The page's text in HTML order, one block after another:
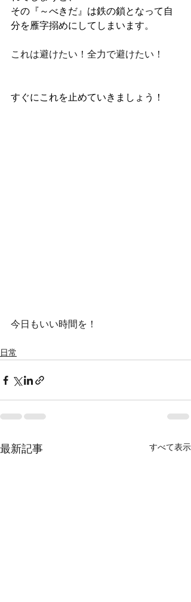
その 『～べきだ』 は鉄の鎖となって自
分を雁字搦めにしてしまいます。
これは避けたい！全力で避けたい！
すぐにこれを止めていきましょう！
今日もいい時間を！
日常
最新記事 すべて表示